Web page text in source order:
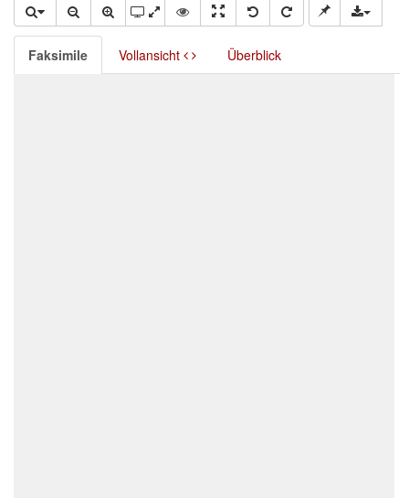
Faksimile Vollansicht Überblick